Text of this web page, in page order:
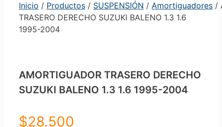
Inicio / Productos / SUSPENSIÓN / Amortiguadores /
TRASERO DERECHO SUZUKI BALENO 1.3 1.6
1995-2004
AMORTIGUADOR TRASERO DERECHO
SUZUKI BALENO 1.3 1.6 1995-2004
$28.500